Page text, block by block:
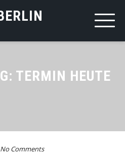
TERMIN HEUTE
No Comments